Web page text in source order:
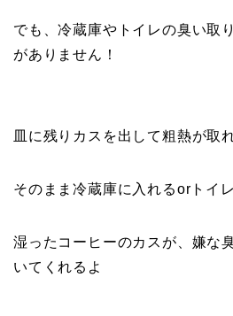
でも、冷蔵庫やトイレの臭い取
がありません！
皿に残りカスを出して粗熱が取
そのまま冷蔵庫に入れるorトイ
湿ったコーヒーのカスが、嫌な
いてくれるよ